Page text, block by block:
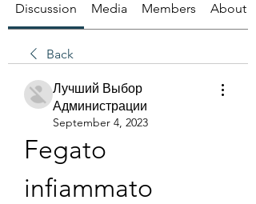
Discussion Media Members About
Back
Лучший Выбор
Администрации
September 4, 2023
Fegato
infiammato